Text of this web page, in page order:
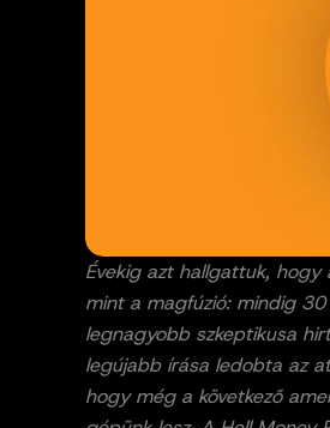
Évekig azt hallgattuk,
mint a magfúzió: mindig
legnagyobb szkeptikusa
legújabb írása ledobta az
hogy még a következő